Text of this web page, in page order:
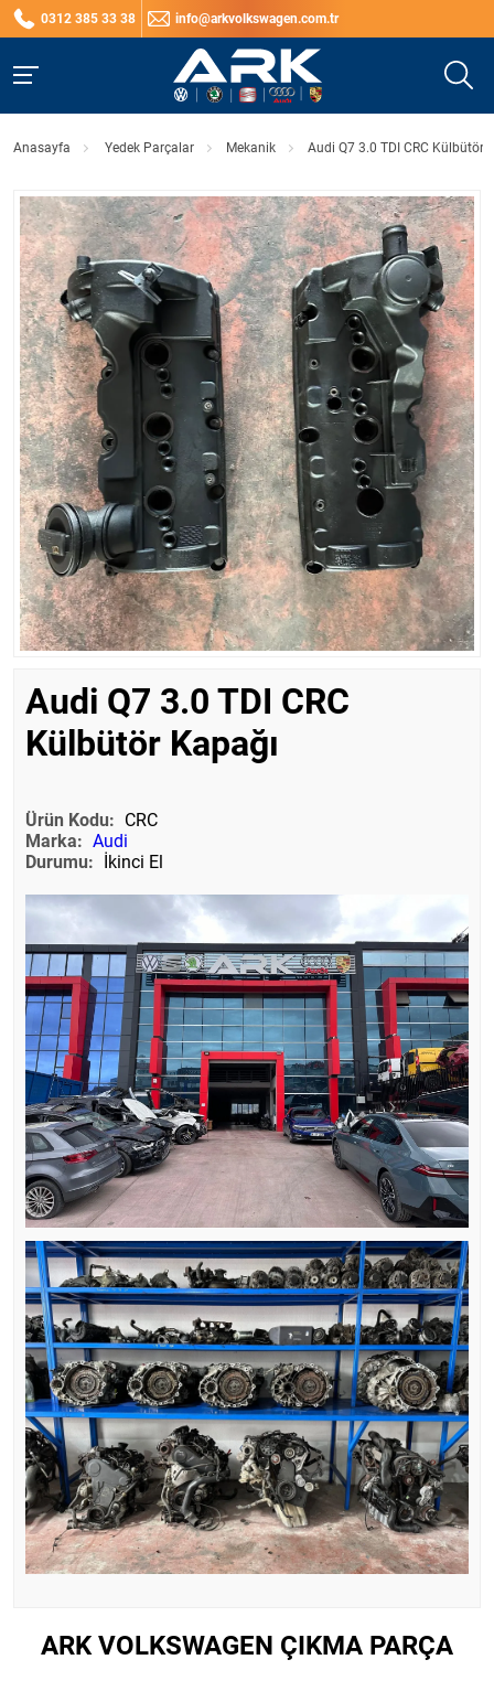
0312 385 33 38 info@arkvolkswagen.com.tr
Anasayfa Yedek Parçalar Mekanik Audi Q7 3.0 TDI CRC Külbütör
Audi Q7 3.0 TDI CRC
Külbütör Kapağı
Ürün Kodu: CRC
Marka: Audi
Durumu: İkinci El
ARK VOLKSWAGEN ÇIKMA PARÇA